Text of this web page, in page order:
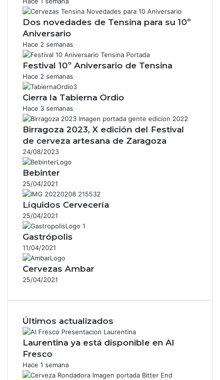
Dos novedades de Tensina para su 10º
Aniversario
Hace 2 semanas
Festival 10º Aniversario de Tensina
Hace 2 semanas
Cierra la Tabierna Ordio
Hace 3 semanas
Birragoza 2023, X edición del Festival
de cerveza artesana de Zaragoza
24/08/2023
Bebinter
25/04/2021
Líquidos Cervecería
25/04/2021
Gastrópolis
11/04/2021
Cervezas Ambar
25/04/2021
Últimos actualizados
Laurentina ya está disponible en Al
Fresco
Hace 1 semana